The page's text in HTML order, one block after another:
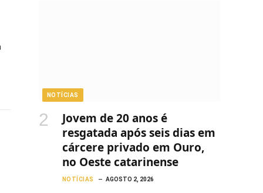
NOTÍCIAS
Jovem de 20 anos é
resgatada após seis dias em
cárcere privado em Ouro,
no Oeste catarinense
NOTÍCIAS AGOSTO 2, 2026